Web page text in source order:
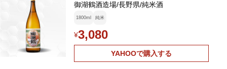
御湖鶴酒造場/長野県/純米酒
1800ml 純米
¥3,080
YAHOOで購入する